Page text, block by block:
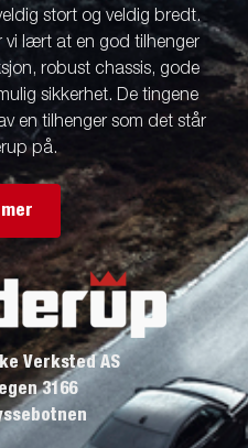
stort og veldig bredt.
vi lært at en god tilhenger
robust chassis, gode
sikkerhet. De tingene
en tilhenger som det står
på.
mer
Verksted AS
3166